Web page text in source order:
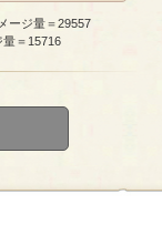
ージ量＝29557
量＝15716